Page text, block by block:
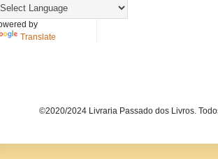
by
Translate
©2020/2024 Livraria Passado dos Livros.